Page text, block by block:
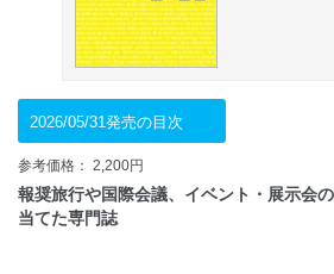
2026/05/31発売の目次
参考価格： 2,200円
報奨旅行や国際会議、イベント・展示会
当てた専門誌